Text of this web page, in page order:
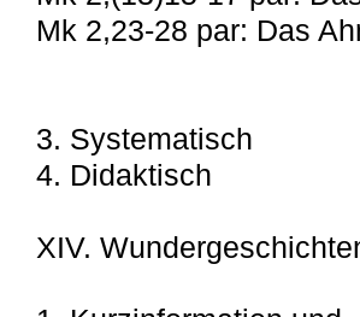
Mk 2,23-28 par: Das
3. Systematisch
4. Didaktisch
XIV.